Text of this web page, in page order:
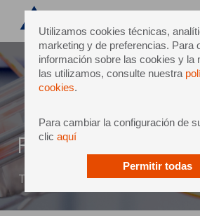
Utilizamos cookies técnicas,
marketing y de preferencias. Para
información sobre las cookies y la
las utilizamos, consulte nuestra
cookies.
Para cambiar la configuración de
clic aquí
Permitir todas
Flat Top
Transporte suave y rápido de